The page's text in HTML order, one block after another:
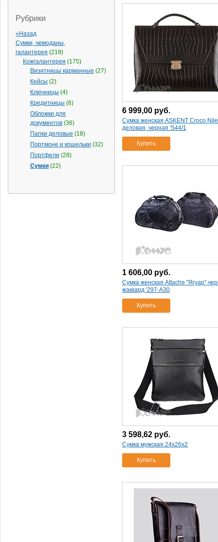
london
's28
сумка женская attache
"ягуар" черный (1)
жаккард '297-а30
(1)
сумка женская pierre
100402005/613810
(1)
сумка женская женская
askent croco nile (1)
сумка мужская askent
Рубрики
«Назад
Сумки, чемоданы,
галантерея (219)
Кожгалантерея (175)
Визитницы карманные (27)
Кейсы (2)
Ключницы (4)
Кредитницы (6)
Обложки для
документов (36)
Папки деловые (18)
Портмоне и кошельки (32)
Портфели (28)
Сумки (22)
6 999,00 руб.
Сумка женская ASKENT Croco Nile
деловая, черная 'S44/1
Купить
1 606,00 руб.
Сумка женская Attache "Ягуар"
жаккард '297-А30
Купить
3 598,62 руб.
Сумка мужская 24x26x2
Купить